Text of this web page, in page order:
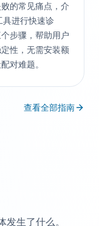
的常见痛点，介
进行快速诊
步骤，帮助用户
性，无需安装额
对难题。
查看全部指南
生了什么。